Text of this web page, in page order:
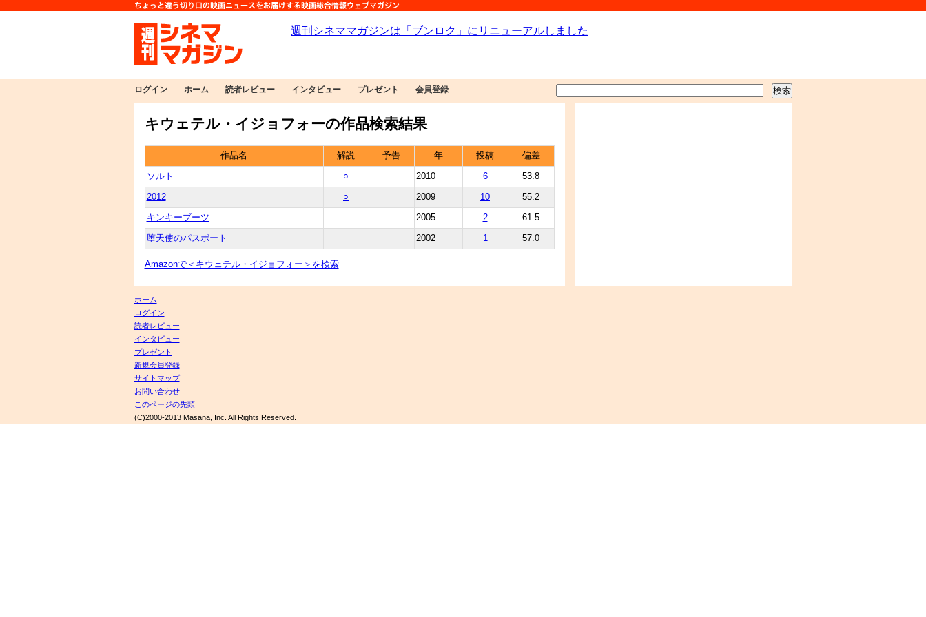
ログイン ホーム 読者レビュー インタビュー プレゼント 会員登録
キウェテル・イジョフォーの作品検索結果
作品名 解説 予告 年 投稿 偏差
ソルト ○ 2010 6 53.8
2012 ○ 2009 10 55.2
キンキーブーツ 2005 2 61.5
堕天使のパスポート 2002 1 57.0
Amazonで＜キウェテル・イジョフォー＞を検索
ホーム
ログイン
読者レビュー
インタビュー
プレゼント
新規会員登録
サイトマップ
お問い合わせ
このページの先頭
(C)2000-2013 Masana, Inc. All Rights Reserved.